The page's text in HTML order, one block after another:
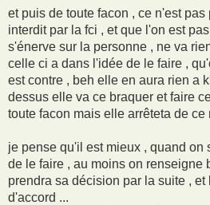
et puis de toute facon , ce n'est
interdit par la fci , et que l'on est
s'énerve sur la personne , ne va
celle ci a dans l'idée de le faire ,
est contre , beh elle en aura rien a
dessus elle va ce braquer et faire
toute facon mais elle arrêteta de ce
je pense qu'il est mieux , quand on
de le faire , au moins on renseigne
prendra sa décision par la suite ,
d'accord ...